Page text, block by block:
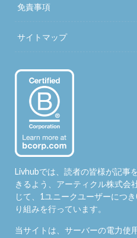
免責事項
サイトマップ
Livhubでは、読者の皆様が記事
きるよう、アーティクル株式会
じて、1ユニークユーザーにつ
り組みを行っています。
当サイトは、サーバーの電力使